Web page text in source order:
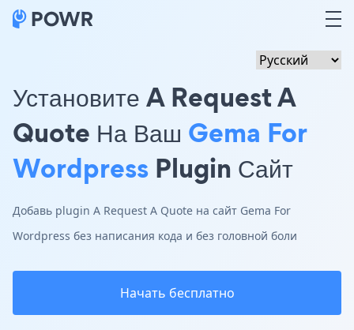
Установите A Request A
Quote На Ваш Gema For
Wordpress Plugin Сайт
Добавь plugin A Request A Quote на сайт Gema For
Wordpress без написания кода и без головной боли
Начать бесплатно